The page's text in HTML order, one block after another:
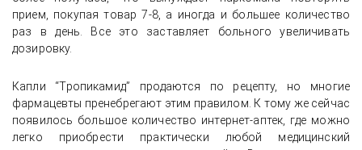
прием, покупая товар 7-8, а иногда и большее количество
раз в день. Все это заставляет больного увеличивать
дозировку.
Капли “Тропикамид” продаются по рецепту, но многие
фармацевты пренебрегают этим правилом. К тому же сейчас
появилось большое количество интернет-аптек, где можно
легко приобрести практически любой медицинский